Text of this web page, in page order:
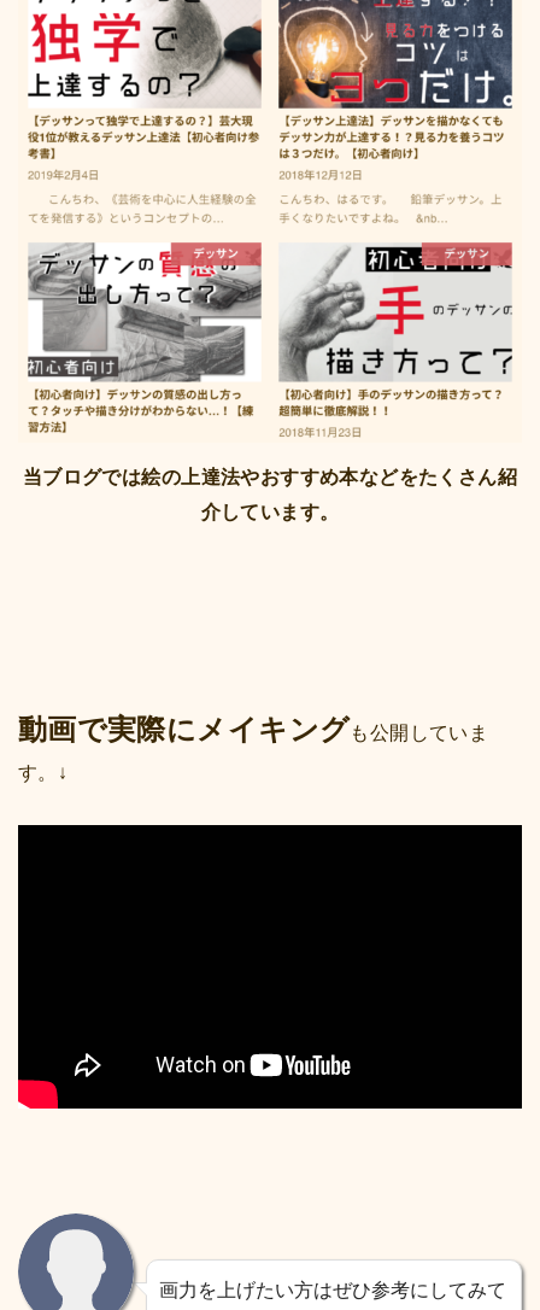
当ブログでは絵の上達法やおすすめ本などをたくさん紹
介しています。
動画で実際にメイキングも公開していま
す。↓
画力を上げたい方はぜひ参考にしてみて